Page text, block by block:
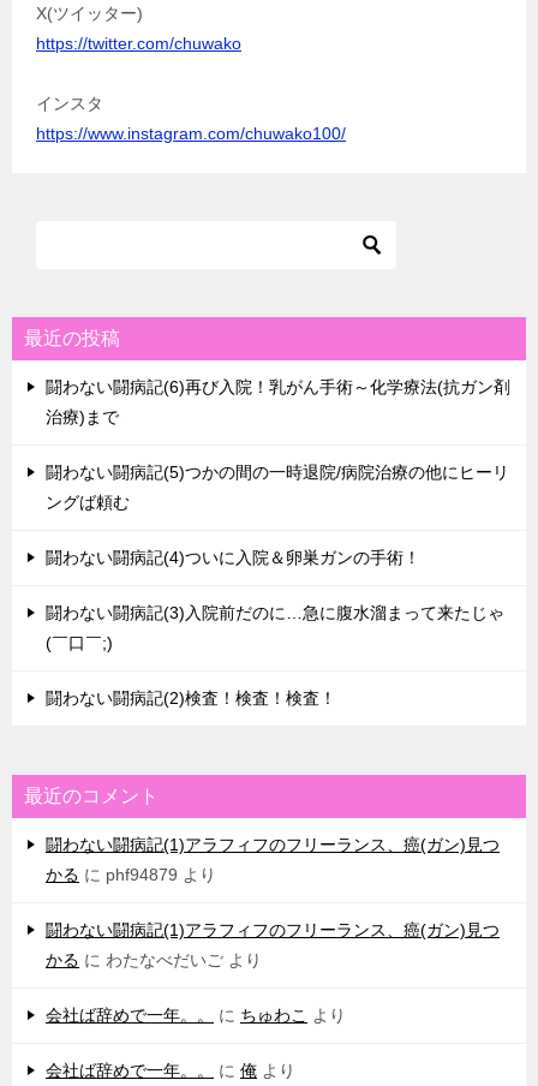
X(ツイッター)
https://twitter.com/chuwako
インスタ
https://www.instagram.com/chuwako100/
最近の投稿
闘わない闘病記(6)再び入院！乳がん手術～化学療法(抗ガン剤
治療)まで
闘わない闘病記(5)つかの間の一時退院/病院治療の他にヒーリ
ングば頼む
闘わない闘病記(4)ついに入院＆卵巣ガンの手術！
闘わない闘病記(3)入院前だのに…急に腹水溜まって来たじゃ
(￣口￣;)
闘わない闘病記(2)検査！検査！検査！
最近のコメント
闘わない闘病記(1)アラフィフのフリーランス、癌(ガン)見つ
かる に phf94879 より
闘わない闘病記(1)アラフィフのフリーランス、癌(ガン)見つ
かる に わたなべだいご より
会社ば辞めで一年。。 に ちゅわこ より
会社ば辞めで一年。。 に 俺 より